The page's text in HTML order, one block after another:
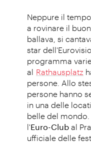
Neppure il
a rovinare il
ballava, si
star
programma
al Rathausplatz
persone. Allo
persone hanno
in una delle
belle del
l'Euro-Club al
ufficiale delle